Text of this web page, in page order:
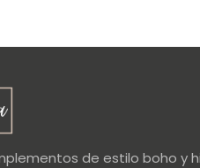
de estilo boho y